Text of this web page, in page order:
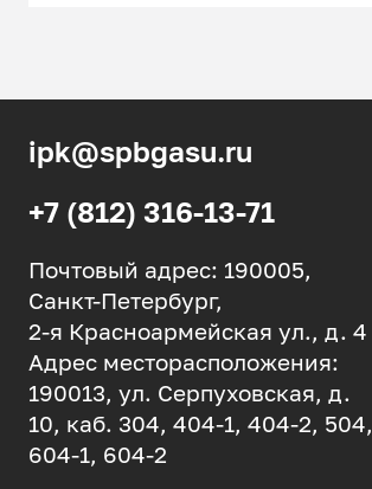
ipk@spbgasu.ru
+7 (812) 316-13-71
Почтовый адрес: 190005,
Санкт-Петербург,
2-я Красноармейская ул., д. 4
Адрес месторасположения:
190013, ул. Серпуховская, д.
10, каб. 304, 404-1, 404-2, 504,
604-1, 604-2